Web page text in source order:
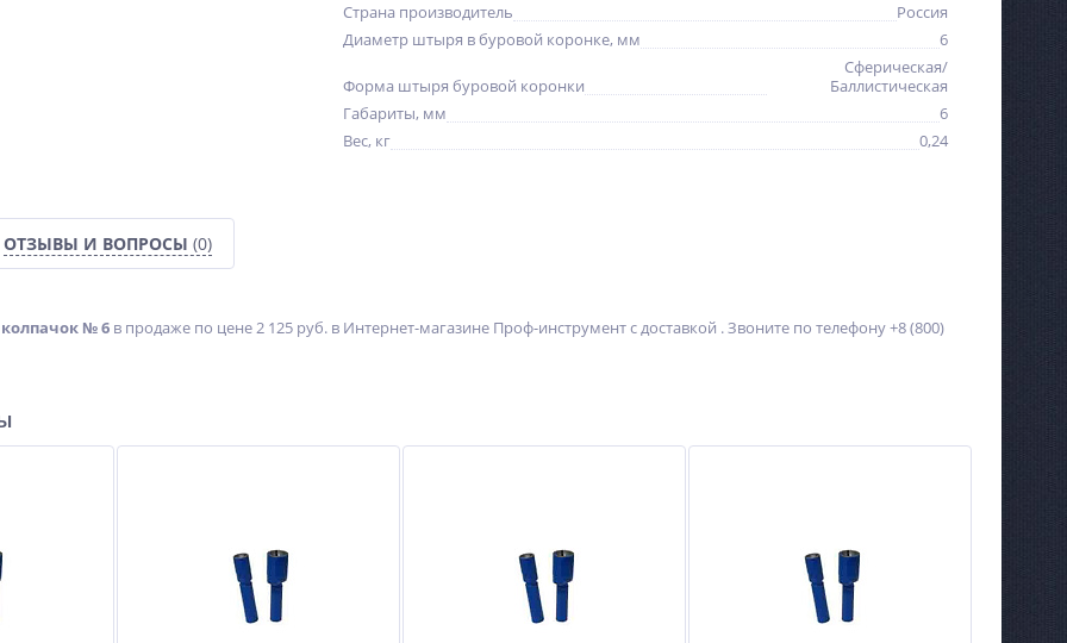
NEW
ХИТ
арматуры NRT-25l
Циклон ПДГ-120
Страна производитель
Россия
Диаметр штыря в буровой коронке, мм
6
Форма штыря буровой коронки
Сферическая/
Баллистическая
Габариты, мм
6
Вес, кг
0,24
ОТЗЫВЫ И ВОПРОСЫ (0)
№ 6 в продаже по цене 2 125 руб. в Интернет-магазине Проф-инструмент с доставкой . Звоните по телефону +8 (800)